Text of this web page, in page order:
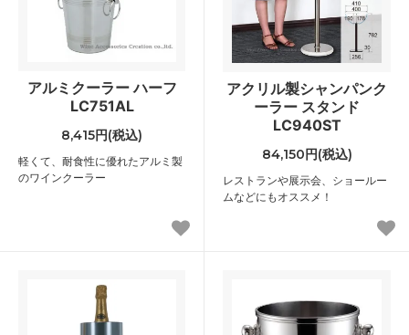
アルミクーラー ハーフ
LC751AL
8,415円(税込)
軽くて、耐食性に優れたアルミ製
のワインクーラー
アクリル製シャンパンク
ーラー スタンド
LC940ST
84,150円(税込)
レストランや展示会、ショールー
ムなどにもオススメ！